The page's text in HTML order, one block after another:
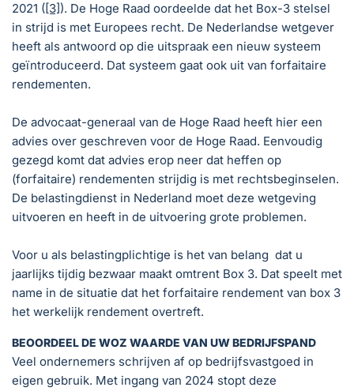
2021 ([3]). De Hoge Raad oordeelde dat het Box-3 stelsel
in strijd is met Europees recht. De Nederlandse wetgever
heeft als antwoord op die uitspraak een nieuw systeem
geïntroduceerd. Dat systeem gaat ook uit van forfaitaire
rendementen.
De advocaat-generaal van de Hoge Raad heeft hier een
advies over geschreven voor de Hoge Raad. Eenvoudig
gezegd komt dat advies erop neer dat heffen op
(forfaitaire) rendementen strijdig is met rechtsbeginselen.
De belastingdienst in Nederland moet deze wetgeving
uitvoeren en heeft in de uitvoering grote problemen.
Voor u als belastingplichtige is het van belang dat u
jaarlijks tijdig bezwaar maakt omtrent Box 3. Dat speelt met
name in de situatie dat het forfaitaire rendement van box 3
het werkelijk rendement overtreft.
BEOORDEEL DE WOZ WAARDE VAN UW BEDRIJFSPAND
Veel ondernemers schrijven af op bedrijfsvastgoed in
eigen gebruik. Met ingang van 2024 stopt deze